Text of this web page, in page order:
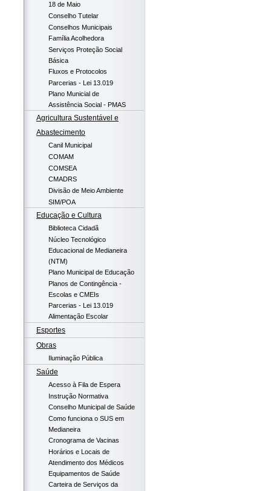
18 de Maio
Conselho Tutelar
Conselhos Municipais
Família Acolhedora
Serviços Proteção Social
Básica
Fluxos e Protocolos
Parcerias - Lei 13.019
Plano Municial de
Assistência Social - PMAS
Agricultura Sustentável e
Abastecimento
Canil Municipal
COMAM
COMSEA
CMADRS
Divisão de Meio Ambiente
SIM/POA
Educação e Cultura
Biblioteca Cidadã
Núcleo Tecnológico
Educacional de Medianeira
(NTM)
Plano Municipal de Educação
Planos de Contingência -
Escolas e CMEIs
Parcerias - Lei 13.019
Alimentação Escolar
Esportes
Obras
Iluminação Pública
Saúde
Acesso à Fila de Espera
Instrução Normativa
Conselho Municipal de Saúde
Como funciona o SUS em
Medianeira
Cronograma de Vacinas
Horários e Locais de
Atendimento dos Médicos
Equipamentos de Saúde
Carteira de Serviços da